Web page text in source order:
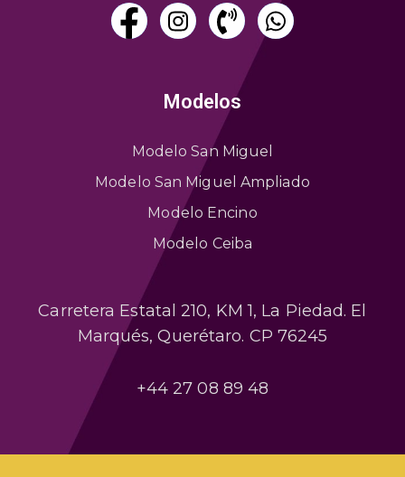
Modelos
Modelo San Miguel
Modelo San Miguel Ampliado
Modelo Encino
Modelo Ceiba
Carretera Estatal 210, KM 1, La Piedad. El
Marqués, Querétaro. CP 76245
+44 27 08 89 48